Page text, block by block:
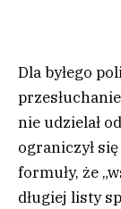
Dla byłego
nie udzielał
ograniczył
formuły, że
długiej listy